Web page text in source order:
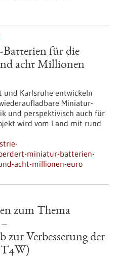
für die
acht Millionen
und Karlsruhe entwickeln
Miniatur-
und perspektivisch auch für
wird vom Land mit rund
miniatur-batterien-
acht-millionen-euro
zum Thema
Verbesserung der